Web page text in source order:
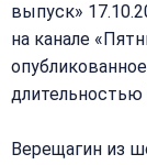
выпуск»
на канале
длительностью
Верещагин из